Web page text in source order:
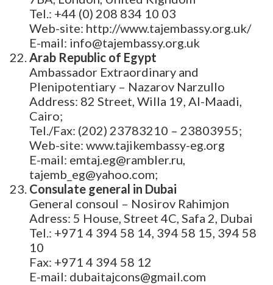
Tel.: +44 (0) 208 834 10 03
Web-site: http://www.tajembassy.org.uk/
E-mail: info@tajembassy.org.uk
Arab Republic of Egypt
Ambassador Extraordinary and
Plenipotentiary – Nazarov Narzullo
Address: 82 Street, Willa 19, Al-Maadi,
Cairo;
Tel./Fax: (202) 23783210 – 23803955;
Web-site: www.tajikembassy-eg.org
E-mail: emtaj.eg@rambler.ru,
tajemb_eg@yahoo.com;
Consulate general in Dubai
General consoul – Nosirov Rahimjon
Adress: 5 House, Street 4C, Safa 2, Dubai
Tel.: +971 4 394 58 14, 394 58 15, 394 58
10
Fax: +971 4 394 58 12
E-mail: dubaitajcons@gmail.com